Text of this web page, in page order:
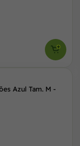
Azul Tam. M -